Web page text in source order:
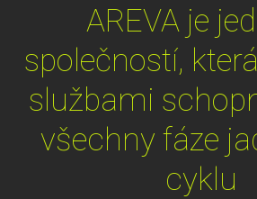
AREVA je
společností,
službami
všechny fáze
cyklu